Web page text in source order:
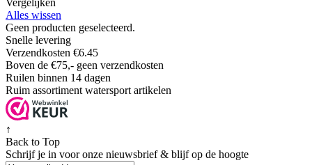
Alles wissen
Geen producten geselecteerd.
Snelle levering
Verzendkosten €6.45
Boven de €75,- geen verzendkosten
Ruilen binnen 14 dagen
Ruim assortiment watersport artikelen
↑
Back to Top
Schrijf je in voor onze nieuwsbrief & blijf op de hoogte